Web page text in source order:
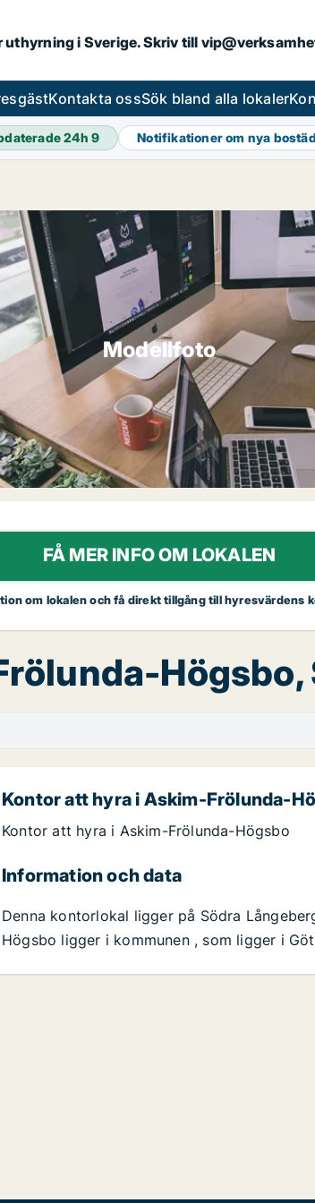
i Sverige. Skriv till
Kontakta ossSök bland alla lokaler
24h9 Notifikationer om nya
Modellfoto
FÅ MER INFO OM LOKALEN
om lokalen och få direkt tillgång till hyresvärdens
Kontor att hyra i Askim-Frölunda-
Kontor att hyra i Askim-Frölunda-Högsbo
Information och data
Denna kontorlokal ligger på Södra
Högsbo ligger i kommunen , som ligger i